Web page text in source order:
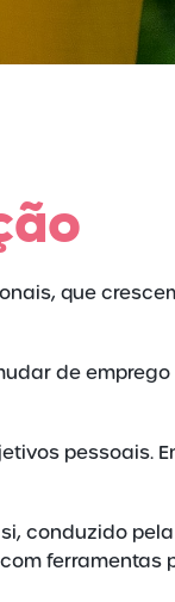
que
de
pessoais.
conduzido